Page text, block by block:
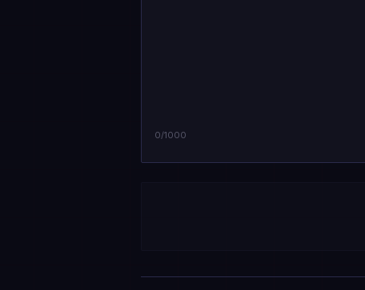
0/1000